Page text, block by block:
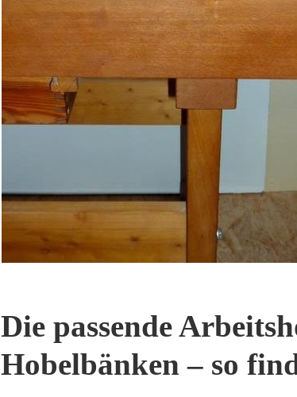
Die passende
Hobelbänken – so